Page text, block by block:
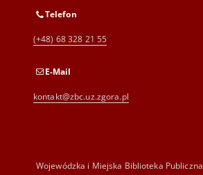
Telefon
(+48) 68 328 21 55
E-Mail
kontakt@zbc.uz.zgora.pl
Wojewódzka i Miejska Biblioteka Publiczna